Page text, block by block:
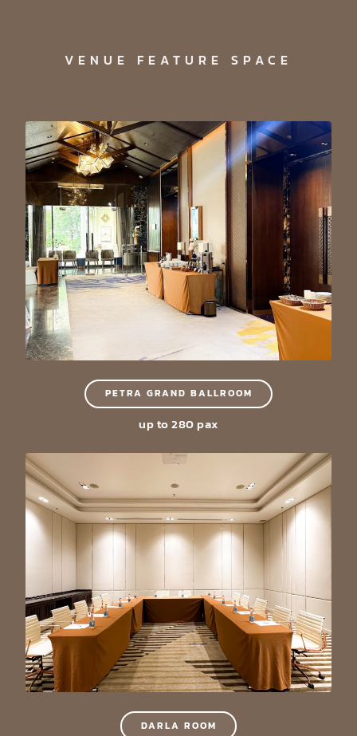
VENUE FEATURE SPACE
PETRA GRAND BALLROOM
up to 280 pax
DARLA ROOM